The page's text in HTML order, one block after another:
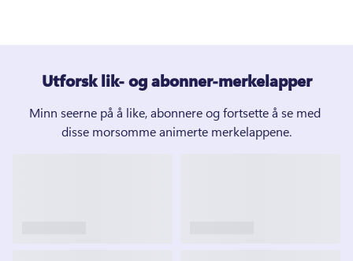
Utforsk lik- og abonner-merkelapper
Minn seerne på å like, abonnere og fortsette å se med
disse morsomme animerte merkelappene.